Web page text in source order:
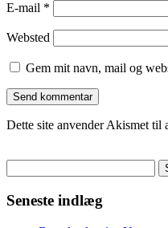
E-mail *
Websted
Gem mit navn, mail og
Dette site anvender Akismet til
efter:
Seneste indlæg